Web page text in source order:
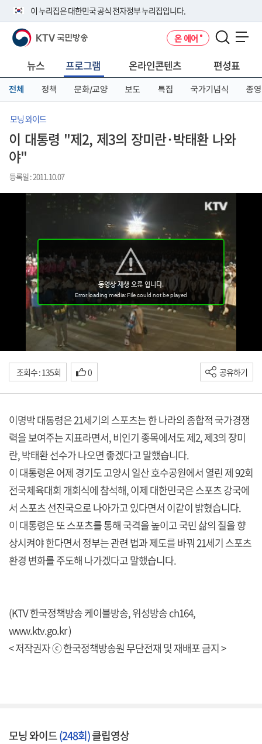
이 누리집은 대한민국 공식 전자정부 누리집입니다.
공식 누리집 주소 확인하기
니다.
이밖에 or.kr 또는 .kr등 다른 도메인 주소를 사용하고 있다면 아래 URL에
서 도메인 주소를 확인해 보세요
KTV 국민방송 온 에어
뉴스 프로그램 온라인콘텐츠 편성표
전체 정책 문화/교양 보도 특집 국가기념식 종영
모닝 와이드
이 대통령 "제2, 제3의 장미란·박태환 나와
야"
등록일 : 2011.10.07
조회수 : 135회 0 공유하기
이명박 대통령은 21세기의 스포츠는 한 나라의 종합적 국가경쟁
력을 보여주는 지표라면서, 비인기 종목에서도 제2, 제3의 장미
란, 박태환 선수가 나오면 좋겠다고 말했습니다.
이 대통령은 어제 경기도 고양시 일산 호수공원에서 열린 제 92회
전국체육대회 개회식에 참석해, 이제 대한민국은 스포츠 강국에
서 스포츠 선진국으로 나아가고 있다면서 이같이 밝혔습니다.
이 대통령은 또 스포츠를 통해 국격을 높이고 국민 삶의 질을 향
상시켜야 한다면서 정부는 관련 법과 제도를 바꿔 21세기 스포츠
환경 변화를 주도해 나가겠다고 말했습니다.
(KTV 한국정책방송 케이블방송, 위성방송 ch164,
www.ktv.go.kr )
< 저작권자 ⓒ 한국정책방송원 무단전재 및 재배포 금지 >
모닝 와이드(248회)클립영상